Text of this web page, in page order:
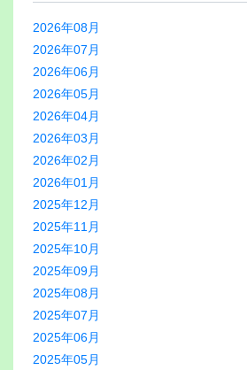
2026年08月
2026年07月
2026年06月
2026年05月
2026年04月
2026年03月
2026年02月
2026年01月
2025年12月
2025年11月
2025年10月
2025年09月
2025年08月
2025年07月
2025年06月
2025年05月